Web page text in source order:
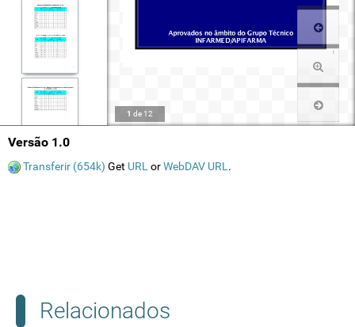
1 de 12
Versão 1.0
Transferir (654k) Get URL orWebDAV URL .
Relacionados